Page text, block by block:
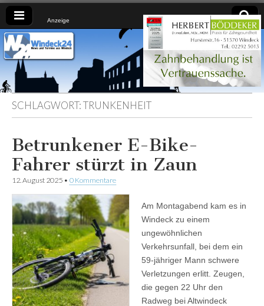
Anzeige
Windeck24
Nachrichten
aus dem
Ländchen
für das
Ländchen
SCHLAGWORT:TRUNKENHEIT
Betrunkener E-Bike-
Fahrer stürzt in Zaun
12. August 2025 • 0 Kommentare
Am Montagabend kam es in
Windeck zu einem
ungewöhnlichen
Verkehrsunfall, bei dem ein
59-jähriger Mann schwere
Verletzungen erlitt. Zeugen,
die gegen 22 Uhr den
Radweg bei Altwindeck